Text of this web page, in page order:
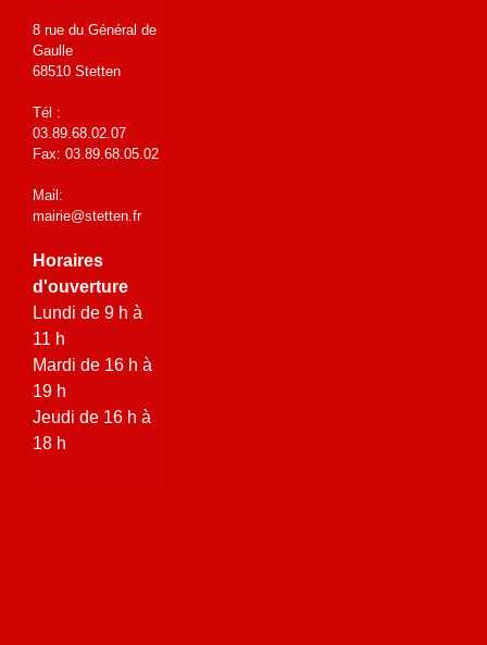
8 rue du Général de
Gaulle
68510 Stetten
Tél :
03.89.68.02.07
Fax: 03.89.68.05.02
Mail:
mairie@stetten.fr
Horaires
d'ouverture
Lundi de 9 h à
11 h
Mardi de 16 h à
19 h
Jeudi de 16 h à
18 h